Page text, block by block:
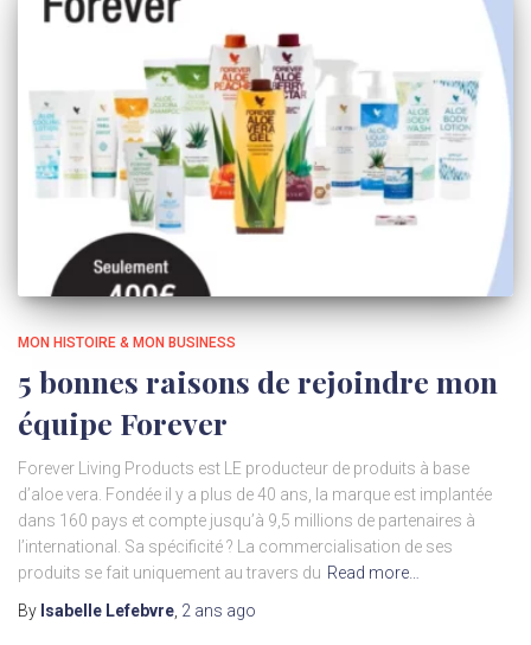
MON HISTOIRE & MON BUSINESS
5 bonnes raisons de rejoindre mon
équipe Forever
Forever Living Products est LE producteur de produits à base
d’aloe vera. Fondée il y a plus de 40 ans, la marque est implantée
dans 160 pays et compte jusqu’à 9,5 millions de partenaires à
l’international. Sa spécificité ? La commercialisation de ses
produits se fait uniquement au travers du Read more…
By Isabelle Lefebvre, 2 ans ago